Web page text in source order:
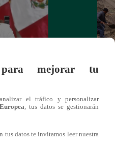
del
desde 2026
para mejorar tu
el tráfico y personalizar
, tus datos se gestionarán
tus datos te invitamos leer nuestra